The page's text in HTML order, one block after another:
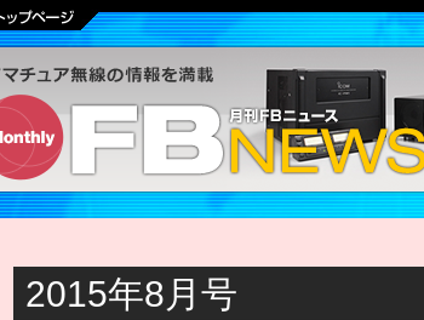
2015年8月号